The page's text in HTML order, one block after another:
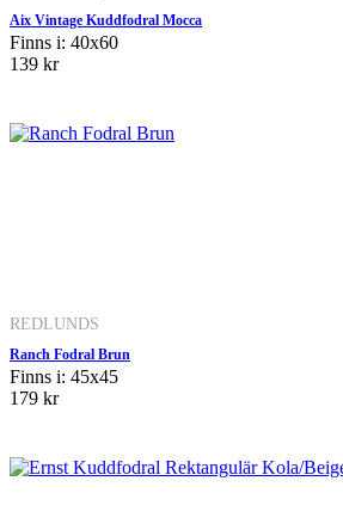
Aix Vintage Kuddfodral Mocca
Finns i: 40x60
139 kr
REDLUNDS
Ranch Fodral Brun
Finns i: 45x45
179 kr